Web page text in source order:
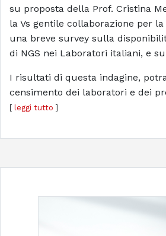
su proposta della Prof. Cristina
la Vs gentile collaborazione per
una breve survey sulla
di NGS nei Laboratori italiani, e
I risultati di questa indagine,
censimento dei laboratori e dei
[ leggi tutto ]